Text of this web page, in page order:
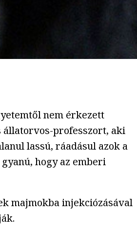
nem érkezett
állatorvos-professzort, aki
lassú, ráadásul azok a
hogy az emberi
majmokba injekciózásával